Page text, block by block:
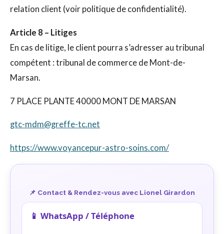
relation client (voir politique de confidentialité).
Article 8 – Litiges
En cas de litige, le client pourra s’adresser au tribunal
compétent : tribunal de commerce de Mont-de-
Marsan.
7 PLACE PLANTE40000 MONT DE MARSAN
gtc-mdm@greffe-tc.net
https://www.voyancepur-astro-soins.com/
📌 Contact & Rendez-vous avec Lionel Girardon
📱 WhatsApp / Téléphone